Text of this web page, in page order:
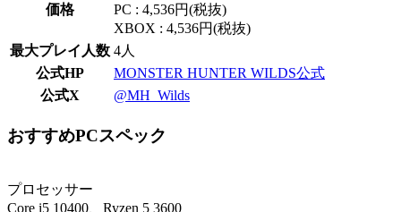
価格
PC : 4,536円(税抜)
XBOX : 4,536円(税抜)
最大プレイ人数 4人
公式HP
MONSTER HUNTER WILDS公式
公式X
@MH_Wilds
おすすめPCスペック
プロセッサー
Core i5 10400、Ryzen 5 3600